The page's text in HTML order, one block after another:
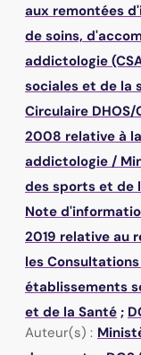
aux remontées
de soins,
addictologie
sociales et de la
Circulaire
2008 relative à
addictologie /
des sports et de
Note
2019 relative au
les
établissements
et de la Santé ;
Auteur(s) :